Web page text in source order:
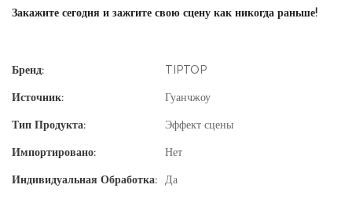
Закажите сегодня и зажгите свою сцену как никогда раньше!
Бренд:
TIPTOP
Источник:
Гуанчжоу
Тип Продукта:
Эффект сцены
Импортировано:
Нет
Индивидуальная Обработка: Да